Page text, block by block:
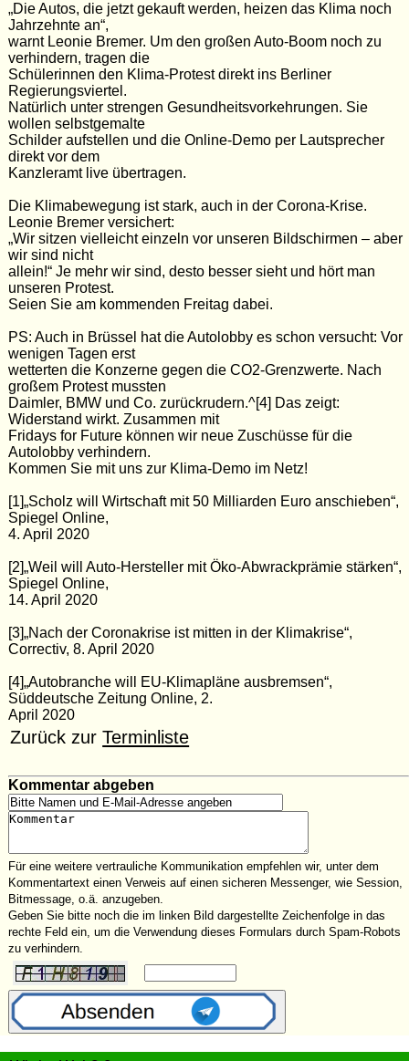
„Die Autos, die jetzt gekauft werden, heizen das Klima noch
Jahrzehnte an“,
warnt Leonie Bremer. Um den großen Auto-Boom noch zu
verhindern, tragen die
Schülerinnen den Klima-Protest direkt ins Berliner
Regierungsviertel.
Natürlich unter strengen Gesundheitsvorkehrungen. Sie
wollen selbstgemalte
Schilder aufstellen und die Online-Demo per Lautsprecher
direkt vor dem
Kanzleramt live übertragen.
Die Klimabewegung ist stark, auch in der Corona-Krise.
Leonie Bremer versichert:
„Wir sitzen vielleicht einzeln vor unseren Bildschirmen – aber
wir sind nicht
allein!“ Je mehr wir sind, desto besser sieht und hört man
unseren Protest.
Seien Sie am kommenden Freitag dabei.
PS: Auch in Brüssel hat die Autolobby es schon versucht: Vor
wenigen Tagen erst
wetterten die Konzerne gegen die CO2-Grenzwerte. Nach
großem Protest mussten
Daimler, BMW und Co. zurückrudern.^[4] Das zeigt:
Widerstand wirkt. Zusammen mit
Fridays for Future können wir neue Zuschüsse für die
Autolobby verhindern.
Kommen Sie mit uns zur Klima-Demo im Netz!
[1]„Scholz will Wirtschaft mit 50 Milliarden Euro anschieben“,
Spiegel Online,
4. April 2020
[2]„Weil will Auto-Hersteller mit Öko-Abwrackprämie stärken“,
Spiegel Online,
14. April 2020
[3]„Nach der Coronakrise ist mitten in der Klimakrise“,
Correctiv, 8. April 2020
[4]„Autobranche will EU-Klimapläne ausbremsen“,
Süddeutsche Zeitung Online, 2.
April 2020
Zurück zurTerminliste
Kommentar abgeben
Für eine weitere vertrauliche Kommunikation empfehlen wir, unter dem
Kommentartext einen Verweis auf einen sicheren Messenger, wie Session,
Bitmessage, o.ä. anzugeben.
Geben Sie bitte noch die im linken Bild dargestellte Zeichenfolge in das
rechte Feld ein, um die Verwendung dieses Formulars durch Spam-Robots
zu verhindern.